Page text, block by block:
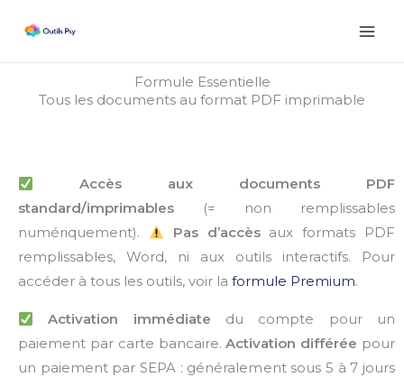
Formule Essentielle
Tous les documents au format PDF imprimable
Accès aux documents PDF
standard/imprimables (= non remplissables
numériquement).
Pas d’accèsaux formats PDF
remplissables, Word, ni aux outils interactifs. Pour
accéder à tous les outils, voir la formule Premium.
Activation immédiate du compte pour un
paiement par carte bancaire.Activation différée pour
un paiement par SEPA : généralement sous 5 à 7 jours